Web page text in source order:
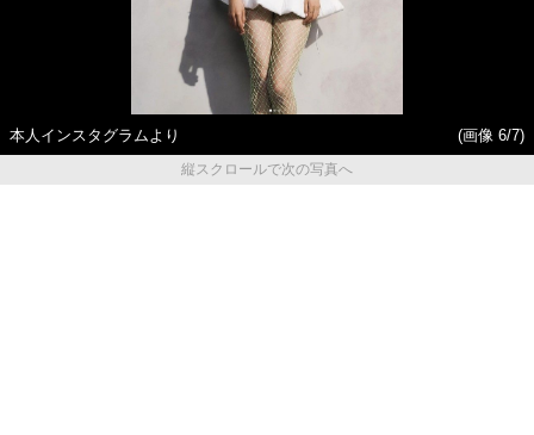
本人インスタグラムより
(画像 6/7)
縦スクロールで次の写真へ